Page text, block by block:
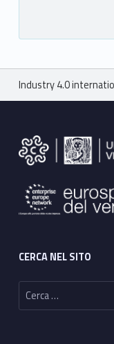
Breadcrumbs navigation
Industry 4.0
CERCA NEL SITO
Ricerca per: